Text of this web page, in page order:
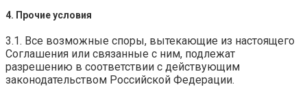
4. Прочие условия
3.1. Все возможные споры, вытекающие из настоящего
Соглашения или связанные с ним, подлежат
разрешению в соответствии с действующим
законодательством Российской Федерации.